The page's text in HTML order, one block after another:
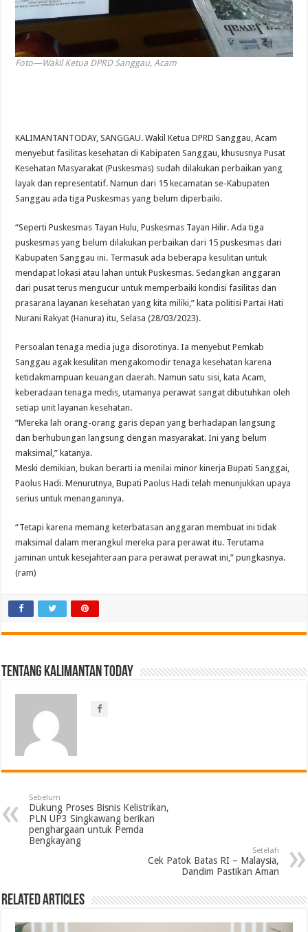
Foto—Wakil Ketua DPRD Sanggau, Acam
KALIMANTANTODAY, SANGGAU. Wakil Ketua DPRD Sanggau, Acam
menyebut fasilitas kesehatan di Kabipaten Sanggau, khususnya Pusat
Kesehatan Masyarakat (Puskesmas) sudah dilakukan perbaikan yang
layak dan representatif. Namun dari 15 kecamatan se-Kabupaten
Sanggau ada tiga Puskesmas yang belum diperbaiki.
“Seperti Puskesmas Tayan Hulu, Puskesmas Tayan Hilir. Ada tiga
puskesmas yang belum dilakukan perbaikan dari 15 puskesmas dari
Kabupaten Sanggau ini. Termasuk ada beberapa kesulitan untuk
mendapat lokasi atau lahan untuk Puskesmas. Sedangkan anggaran
dari pusat terus mengucur untuk memperbaiki kondisi fasilitas dan
prasarana layanan kesehatan yang kita miliki,” kata politisi Partai Hati
Nurani Rakyat (Hanura) itu, Selasa (28/03/2023).
Persoalan tenaga media juga disorotinya. Ia menyebut Pemkab
Sanggau agak kesulitan mengakomodir tenaga kesehatan karena
ketidakmampuan keuangan daerah. Namun satu sisi, kata Acam,
keberadaan tenaga medis, utamanya perawat sangat dibutuhkan oleh
setiap unit layanan kesehatan.
“Mereka lah orang-orang garis depan yang berhadapan langsung
dan berhubungan langsung dengan masyarakat. Ini yang belum
maksimal,” katanya.
Meski demikian, bukan berarti ia menilai minor kinerja Bupati Sanggai,
Paolus Hadi. Menurutnya, Bupati Paolus Hadi telah menunjukkan upaya
serius untuk menanganinya.
“Tetapi karena memang keterbatasan anggaran membuat ini tidak
maksimal dalam merangkul mereka para perawat itu. Terutama
jaminan untuk kesejahteraan para perawat perawat ini,” pungkasnya.
(ram)
Tentang Kalimantan Today
Sebelum
Dukung Proses Bisnis Kelistrikan,
PLN UP3 Singkawang berikan
penghargaan untuk Pemda
Bengkayang
Setelah
Cek Patok Batas RI – Malaysia,
Dandim Pastikan Aman
Related Articles